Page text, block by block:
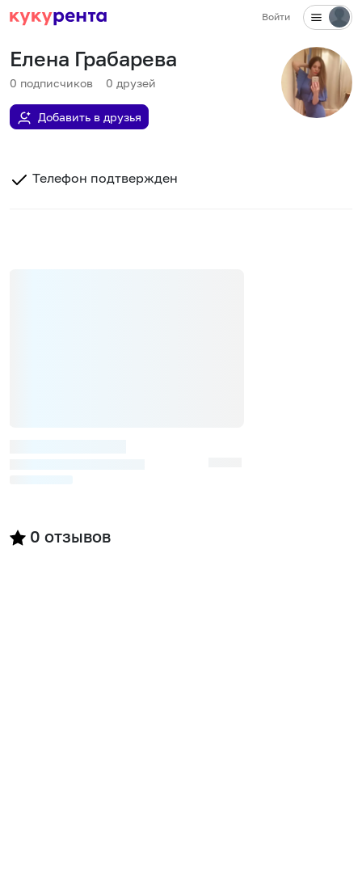
Войти
Елена Грабарева
0 подписчиков 0 друзей
Добавить в друзья
Телефон подтвержден
0 отзывов